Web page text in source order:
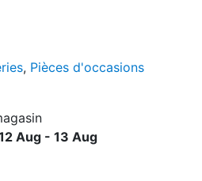
, Pièces d'occasions
Aug - 13 Aug